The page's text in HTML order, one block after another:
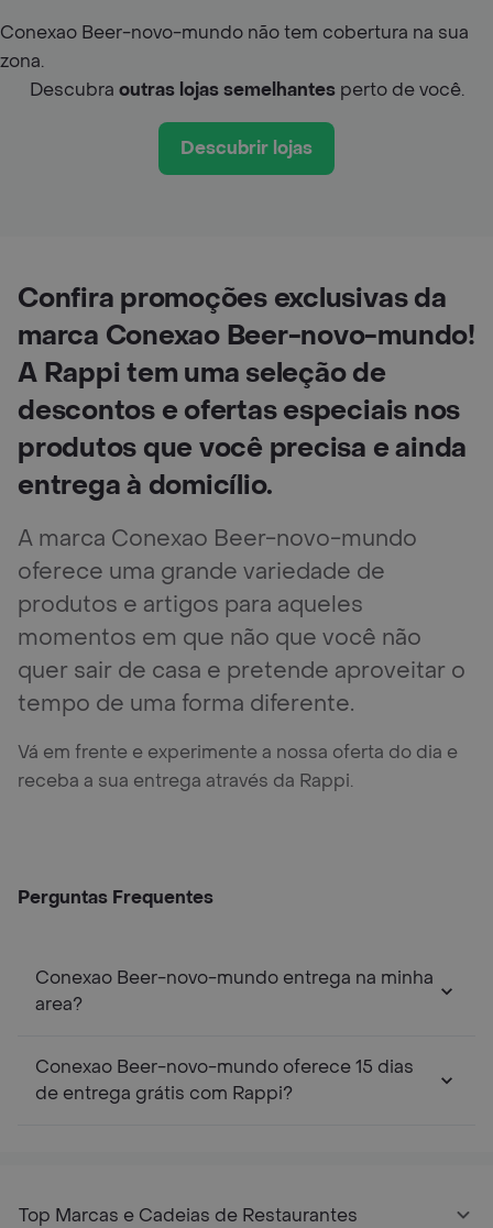
Conexao Beer-novo-mundo não tem cobertura na sua
zona.
Descubra outras lojas semelhantesperto de você.
Descubrir lojas
Confira promoções exclusivas da
marca Conexao Beer-novo-mundo!
A Rappi tem uma seleção de
descontos e ofertas especiais nos
produtos que você precisa e ainda
entrega à domicílio.
A marca Conexao Beer-novo-mundo
oferece uma grande variedade de
produtos e artigos para aqueles
momentos em que não que você não
quer sair de casa e pretende aproveitar o
tempo de uma forma diferente.
Vá em frente e experimente a nossa oferta do dia e
receba a sua entrega através da Rappi.
Perguntas Frequentes
Conexao Beer-novo-mundo entrega na minha
area?
Conexao Beer-novo-mundo oferece 15 dias
de entrega grátis com Rappi?
Top Marcas e Cadeias de Restaurantes